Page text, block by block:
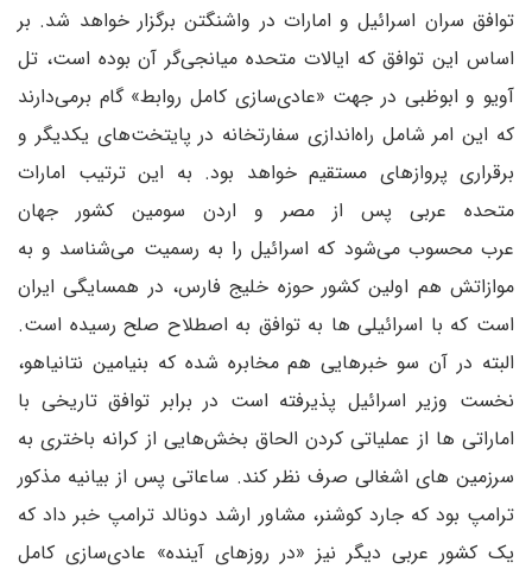
توافق سران اسرائیل و امارات در واشنگتن برگزار خواهد شد. بر
اساس این توافق که ایالات متحده میانجی‌گر آن بوده است، تل
آویو و ابوظبی در جهت «عادی‌سازی کامل روابط» گام برمی‌دارند
که این امر شامل راه‌اندازی سفارتخانه در پایتخت‌های یکدیگر و
برقراری پروازهای مستقیم خواهد بود. به این ترتیب امارات
متحده عربی پس از مصر و اردن سومین کشور جهان
عرب محسوب می‌شود که اسرائیل را به رسمیت می‌شناسد و به
موازاتش هم اولین کشور حوزه خلیج فارس، در همسایگی ایران
است که با اسرائیلی ها به توافق به اصطلاح صلح رسیده است.
البته در آن سو خبرهایی هم مخابره شده که بنیامین نتانیاهو،
نخست وزیر اسرائیل پذیرفته است در برابر توافق تاریخی با
اماراتی ها از عملیاتی کردن الحاق بخش‌هایی از کرانه باختری به
سرزمین های اشغالی صرف نظر کند. ساعاتی پس از بیانیه مذکور
ترامپ بود که جارد کوشنر، مشاور ارشد دونالد ترامپ خبر داد که
یک کشور عربی دیگر نیز «در روزهای آینده» عادی‌سازی کامل